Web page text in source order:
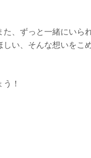
、ずっと一緒にいら
い、そんな想いをこ
！